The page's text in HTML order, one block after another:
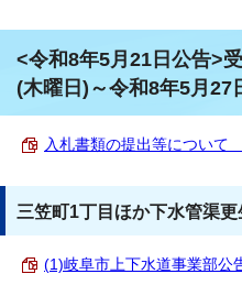
<令和8年5月21日公告>
(木曜日)～令和8年5月27
入札書類の提出等について
三笠町1丁目ほか下水管渠更
(1)岐阜市上下水道事業部公